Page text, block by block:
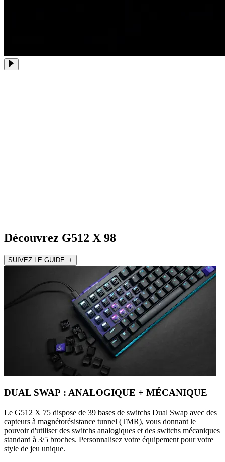
Découvrez G512 X 98
SUIVEZ LE GUIDE +
DUAL SWAP : ANALOGIQUE + MÉCANIQUE
Le G512 X 75 dispose de 39 bases de switchs Dual Swap avec des
capteurs à magnétorésistance tunnel (TMR), vous donnant le
pouvoir d'utiliser des switchs analogiques et des switchs mécaniques
standard à 3/5 broches. Personnalisez votre équipement pour votre
style de jeu unique.